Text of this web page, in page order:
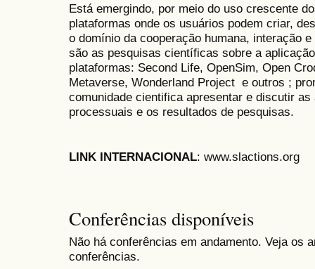
Está emergindo, por meio do uso crescente
plataformas onde os usuários podem criar,
o domínio da cooperação humana, interação
são as pesquisas científicas sobre a
plataformas: Second Life, OpenSim, Open
Metaverse, Wonderland Project e outros ;
comunidade cientifica apresentar e discutir
processuais e os resultados de pesquisas.
LINK INTERNACIONAL: www.slactions.org
Conferências disponíveis
Não há conferências em andamento. Veja os
conferências.